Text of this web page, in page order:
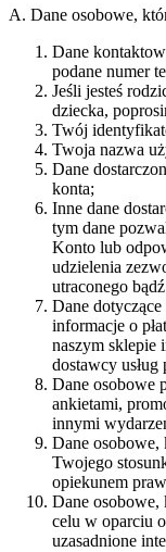
A. Dane osobowe,
Dane
podane numer
Jeśli jesteś
dziecka,
Twój
Twoja nazwa
Dane
konta;
Inne dane
tym dane
Konto lub
udzielenia
utraconego
Dane dotyczące
informacje o
naszym sklepie
dostawcy usług
Dane osobowe
ankietami,
innymi
Dane
Twojego
opiekunem
Dane osobowe,
celu w oparciu
uzasadnione